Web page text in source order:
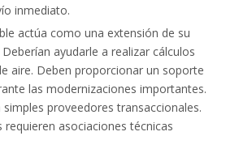
inmediato.
actúa como una extensión de su
ayudarle a realizar cálculos
aire. Deben proporcionar un soporte
las modernizaciones importantes.
proveedores transaccionales.
asociaciones técnicas